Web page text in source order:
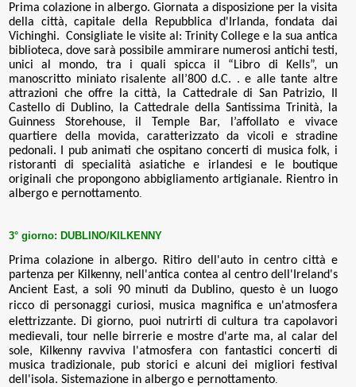
Prima colazione in albergo. Giornata a disposizione per la visita
della città,capitale della Repubblica d'Irlanda, fondata dai
Vichinghi. Consigliate le visite al: Trinity College e la sua antica
biblioteca, dove sarà possibile ammirare numerosi antichi testi,
unici al mondo, tra i quali spicca il “Libro di Kells”, un
manoscritto miniato risalente all’800 d.C. .e alle tante altre
attrazioni che offre la città, la Cattedrale di San Patrizio, Il
Castello di Dublino, la Cattedrale della Santissima Trinità, la
Guinness Storehouse, il Temple Bar, l’affollato e vivace
quartiere della movida, caratterizzato da vicoli e stradine
pedonali. I pub animati che ospitano concerti di musica folk, i
ristoranti di specialità asiatiche e irlandesi e le boutique
originali che propongono abbigliamento artigianale. Rientro in
albergo e pernottamento
3° giorno: DUBLINO/KILKENNY
Prima colazione in albergo. Ritiro dell'auto in centro città e
partenza per Kilkenny, nell'antica contea al centro dell'Ireland's
Ancient East,a soli 90 minuti da Dublino, questo è un luogo
ricco di personaggi curiosi, musica magnifica e un'atmosfera
elettrizzante. Di giorno, puoi nutrirti di cultura tra capolavori
medievali, tour nelle birrerie e mostre d'arte ma, al calar del
sole, Kilkenny ravviva l'atmosfera con fantastici concerti di
musica tradizionale, pub storici e alcuni dei migliori festival
dell'isola. Sistemazione in albergo e pernottamento